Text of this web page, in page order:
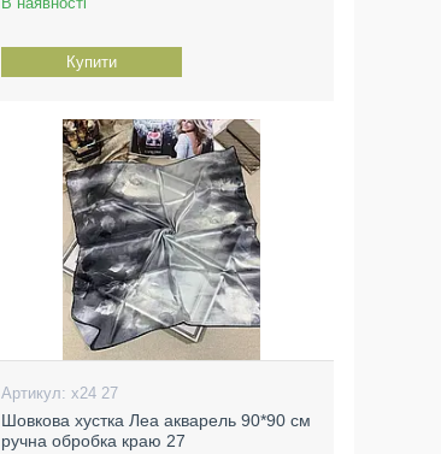
Купити
х24 27
Шовкова хустка Леа акварель 90*90 см
ручна обробка краю 27